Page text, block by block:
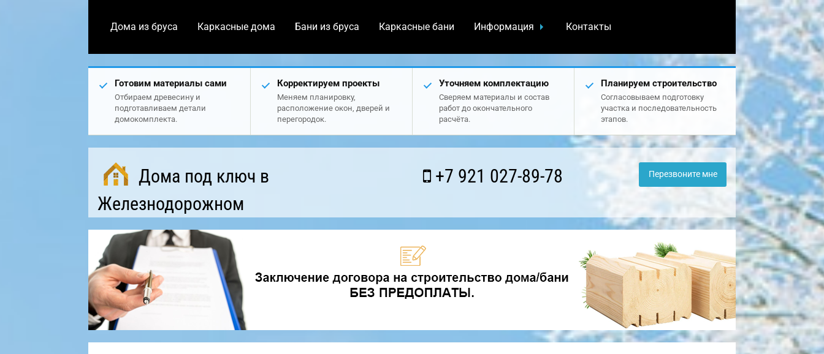
Дома из бруса Каркасные дома Бани из бруса Каркасные бани Информация Контакты
Готовим материалы сами
Отбираем древесину и
подготавливаем детали
домокомплекта.
Корректируем проекты
Меняем планировку,
расположение окон, дверей и
перегородок.
Уточняем комплектацию
Сверяем материалы и состав
работ до окончательного
расчёта.
Планируем строительство
Согласовываем подготовку
участка и последовательность
этапов.
Дома под ключ в
Железнодорожном
+7 921 027-89-78 Перезвоните мне